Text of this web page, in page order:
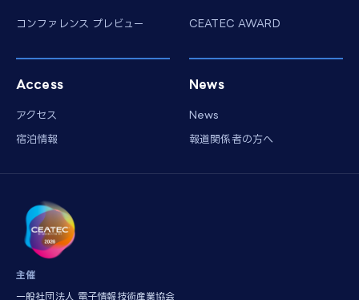
コンファレンス プレビュー CEATEC AWARD
Access
アクセス
宿泊情報
News
News
報道関係者の方へ
主催
一般社団法人 電子情報技術産業協会